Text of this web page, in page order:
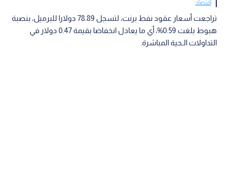
اقتصاد
تراجعت أسعار عقود نفط برنت، لتسجل 78.89 دولارا للبرميل، بنصبة
هبوط بلغت 0.59%، أي ما يعادل انخفاضا بقيمة 0.47 دولار في
التداولات الـحية المباشرة.